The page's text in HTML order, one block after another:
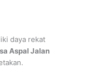
daya rekat
Aspal Jalan